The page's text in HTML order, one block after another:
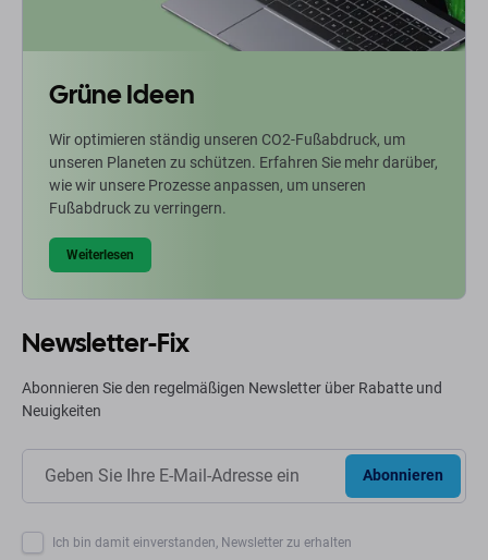
Grüne Ideen
Wir optimieren ständig unseren CO2-Fußabdruck, um
unseren Planeten zu schützen. Erfahren Sie mehr darüber,
wie wir unsere Prozesse anpassen, um unseren
Fußabdruck zu verringern.
Weiterlesen
Newsletter-Fix
Abonnieren Sie den regelmäßigen Newsletter über Rabatte und
Neuigkeiten
Abonnieren
Ich bin damit einverstanden, Newsletter zu erhalten